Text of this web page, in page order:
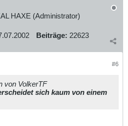
HAXE (Administrator)
Beiträge: 22623
#6
von VolkerTF
sich kaum von einem